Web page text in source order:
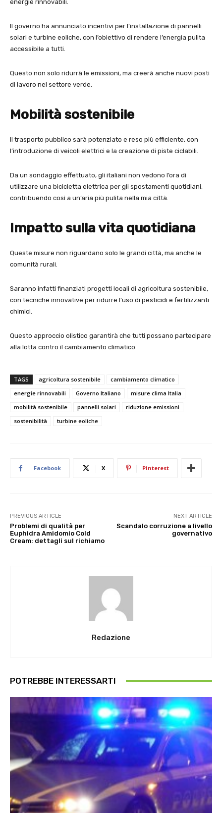
energie rinnovabili.
Il governo ha annunciato incentivi per l’installazione di pannelli
solari e turbine eoliche, con l’obiettivo di rendere l’energia pulita
accessibile a tutti.
Questo non solo ridurrà le emissioni, ma creerà anche nuovi posti
di lavoro nel settore verde.
Mobilità sostenibile
Il trasporto pubblico sarà potenziato e reso più efficiente, con
l’introduzione di veicoli elettrici e la creazione di piste ciclabili.
Da un sondaggio effettuato, gli italiani non vedono l’ora di
utilizzare una bicicletta elettrica per gli spostamenti quotidiani,
contribuendo così a un’aria più pulita nella mia città.
Impatto sulla vita quotidiana
Queste misure non riguardano solo le grandi città, ma anche le
comunità rurali.
Saranno infatti finanziati progetti locali di agricoltura sostenibile,
con tecniche innovative per ridurre l’uso di pesticidi e fertilizzanti
chimici.
Questo approccio olistico garantirà che tutti possano partecipare
alla lotta contro il cambiamento climatico.
TAGS agricoltura sostenibile
cambiamento climatico
energie rinnovabili
Governo Italiano
misure clima Italia
mobilità sostenibile
pannelli solari
riduzione emissioni
sostenibilità
turbine eoliche
Facebook X Pinterest
PREVIOUS ARTICLE
Problemi di qualità per
Euphidra Amidomio Cold
Cream: dettagli sul richiamo
NEXT ARTICLE
Scandalo corruzione a livello
governativo
Redazione
POTREBBE INTERESSARTI